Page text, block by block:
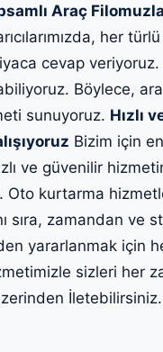
Araç
her
cevap
Böylece,
sunuyoruz. Hızlı
Bizim için
ve güvenilir
Oto kurtarma
sıra, zamandan
yararlanmak için
sizleri her